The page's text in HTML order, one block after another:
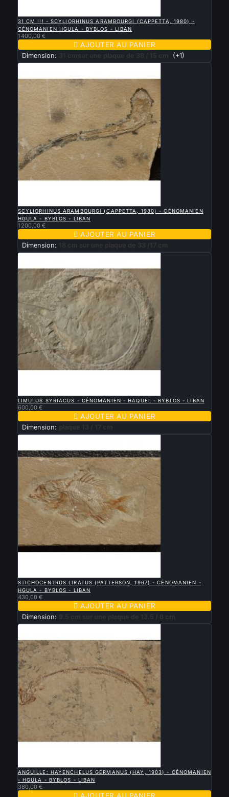
31 CM !!! - SCYLIORHINUS ARAMBOURGI (CAPPETTA, 1980) -
CÉNOMANIEN HGULA - BYBLOS - LIBAN
1 400,00 €
 AJOUTER AU PANIER
Dimension: 31 cmsur une plaque de 38 / 15 cm (+1)
SCYLIORHINUS ARAMBOURGI (CAPPETTA, 1980) - CÉNOMANIEN
HGULA - BYBLOS - LIBAN
1 200,00 €
 AJOUTER AU PANIER
Dimension: 18 cm sur une plaque de 33 /17 cm
LIMULUS SYRIACUS - CÉNOMANIEN - HAQUEL - BYBLOS - LIBAN
600,00 €
 AJOUTER AU PANIER
Dimension: plaque 13 / 17 cm
STICHOCENTRUS LIRATUS (PATTERSON, 1967) - CÉNOMANIEN -
HGULA - BYBLOS - LIBAN
430,00 €
 AJOUTER AU PANIER
Dimension: 9.5 cm sur une plaque de 13.5 / 8 cm
ANGUILLE: HAYENCHELUS GERMANUS (HAY, 1903) - CÉNOMANIEN
- HGULA - BYBLOS - LIBAN
380,00 €